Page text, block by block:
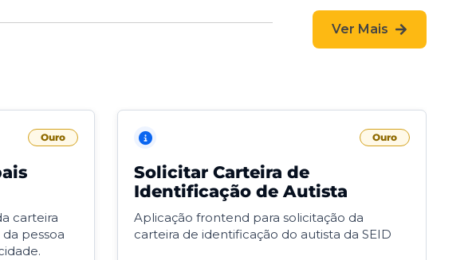
Ver Mais
Ouro
carteira
pessoa
Ouro
Solicitar Carteira de
Identificação de Autista
Aplicação frontend para solicitação da
carteira de identificação do autista da SEID